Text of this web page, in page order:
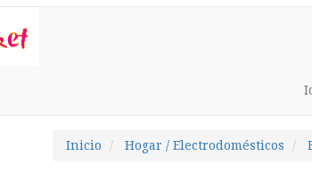
Inicio Hogar / Electrodomésticos